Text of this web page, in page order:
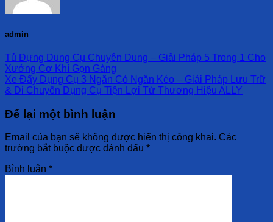
admin
Tủ Đựng Dụng Cụ Chuyên Dụng – Giải Pháp 5 Trong 1 Cho
Xưởng Cơ Khí Gọn Gàng
Xe Đẩy Dụng Cụ 3 Ngăn Có Ngăn Kéo – Giải Pháp Lưu Trữ
& Di Chuyển Dụng Cụ Tiện Lợi Từ Thương Hiệu ALLY
Để lại một bình luận
Email của bạn sẽ không được hiển thị công khai. Các
trường bắt buộc được đánh dấu *
Bình luận *